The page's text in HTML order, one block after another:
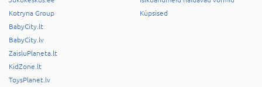
Kotryna Group
BabyCity.lt
BabyCity.lv
ZaisluPlaneta.lt
KidZone.lt
ToysPlanet.lv
Küpsised